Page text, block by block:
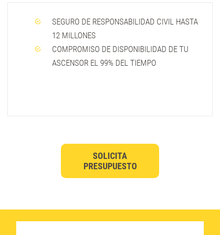
SEGURO DE RESPONSABILIDAD CIVIL HASTA
12 MILLONES
COMPROMISO DE DISPONIBILIDAD DE TU
ASCENSOR EL 99% DEL TIEMPO
SOLICITA
PRESUPUESTO